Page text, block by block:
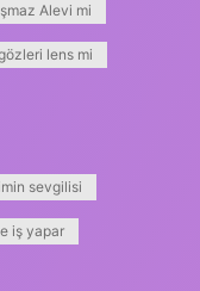
Alevi mi
lens mi
sevgilisi
iş yapar